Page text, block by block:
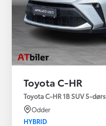
Toyota C-HR
Toyota C-HR 1B SUV 5-
Odder
HYBRID